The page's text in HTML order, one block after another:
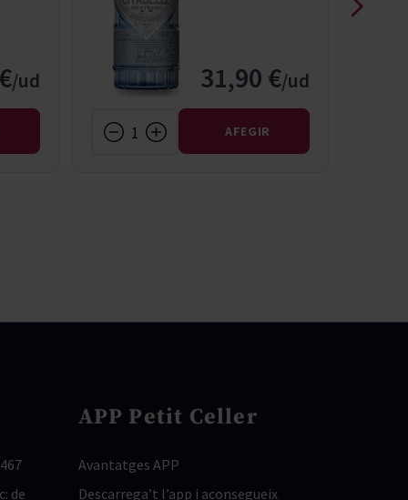
31,90 €
AFEGIR
de
APP Petit Celler
Avantatges APP
Descarrega’t l’app i aconsegueix